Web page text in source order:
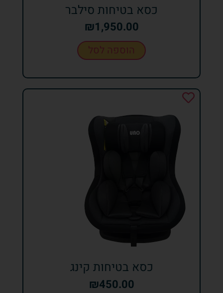
כסא בטיחות סילבר
₪1,950.00
הוספה לסל
כסא בטיחות קינג
₪450.00